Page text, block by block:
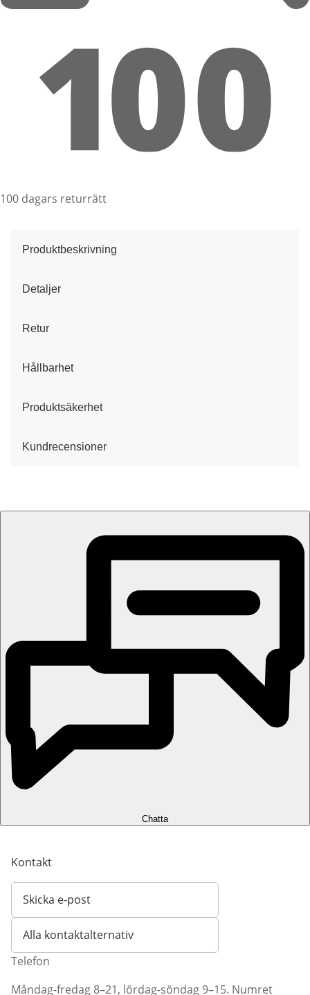
100 dagars returrätt
Produktbeskrivning
Detaljer
Retur
Hållbarhet
Produktsäkerhet
Kundrecensioner
Chatta
Kontakt
Skicka e-post
Öppnar e-postklient
Alla kontaktalternativ
Telefon
Måndag-fredag 8–21, lördag-söndag 9–15. Numret